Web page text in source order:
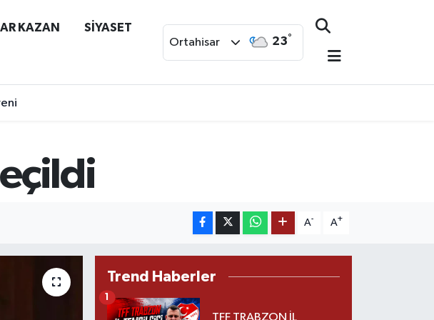
KAZAN SİYASET
Ortahisar 23°
A- A+
Trend Haberler
TFF TRABZON İL
1